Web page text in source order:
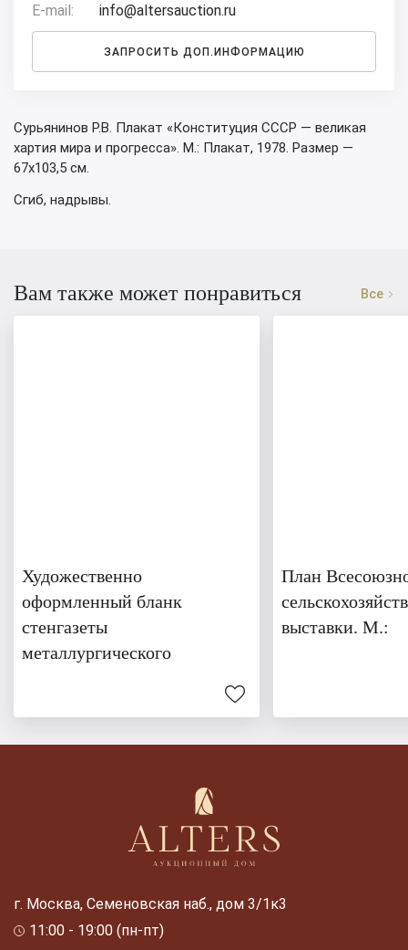
E-mail: info@altersauction.ru
ЗАПРОСИТЬ ДОП.ИНФОРМАЦИЮ
Сурьянинов Р.В. Плакат «Конституция СССР — великая
хартия мира и прогресса». М.: Плакат, 1978. Размер —
67х103,5 см.
Сгиб, надрывы.
Вам также может понравиться Все
Художественно
оформленный бланк
стенгазеты
металлургического
План
выставки. М.:
г. Москва, Семеновская наб., дом 3/1к3
11:00 - 19:00 (пн-пт)